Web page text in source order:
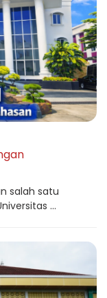
salah satu
...